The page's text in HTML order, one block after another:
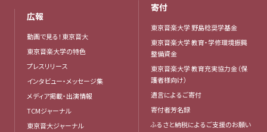
広報
動画で見る！東京音大
東京音楽大学の特色
プレスリリース
インタビュー・メッセージ集
メディア掲載・出演情報
TCMジャーナル
東京音大ジャーナル
寄付
東京音楽大学 野島稔奨学基金
東京音楽大学 教育・学修環境振興
整備資金
東京音楽大学 教育充実協力金（保
護者様向け）
遺言によるご寄付
寄付者芳名録
ふるさと納税によるご支援のお願い